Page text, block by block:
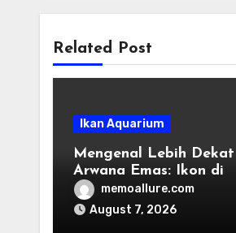
Related Post
Ikan Aquarium
Mengenal Lebih Dekat
Arwana Emas: Ikon di
Dunia Aquascape
memoallure.com
August 7, 2026